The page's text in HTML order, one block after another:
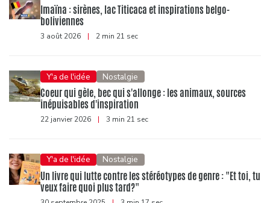
Imaïna : sirènes, lac Titicaca et inspirations belgo-
boliviennes
3 août 2026 | 2 min 21 sec
Y'a de l'idée Nostalgie
Coeur qui gèle, bec qui s'allonge : les animaux, sources
inépuisables d'inspiration
22 janvier 2026 | 3 min 21 sec
Y'a de l'idée Nostalgie
Un livre qui lutte contre les stéréotypes de genre : "Et toi, tu
veux faire quoi plus tard?"